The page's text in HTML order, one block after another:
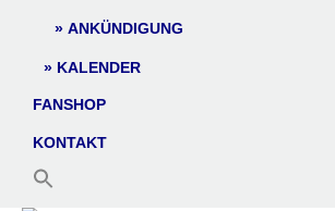
ANKÜNDIGUNG
KALENDER
FANSHOP
KONTAKT